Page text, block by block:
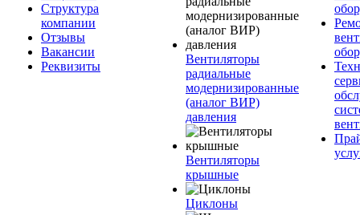
Структура
компании
Отзывы
Вакансии
Реквизиты
Вентиляторы
радиальные
модернизированные
(аналог ВИР)
давления
Вентиляторы
крышные
Циклоны